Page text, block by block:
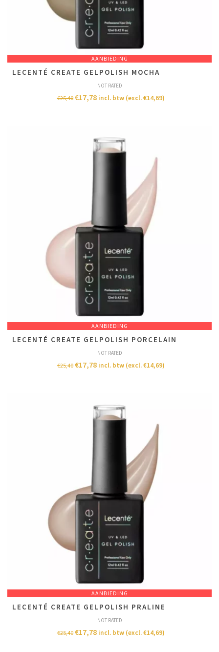
AANBIEDING
LECENTÉ CREATE GELPOLISH MOCHA
NOT RATED
€25,40 €17,78 incl. btw (excl.€14,69)
AANBIEDING
LECENTÉ CREATE GELPOLISH PORCELAIN
NOT RATED
€25,40 €17,78 incl. btw (excl.€14,69)
AANBIEDING
LECENTÉ CREATE GELPOLISH PRALINE
NOT RATED
€25,40 €17,78 incl. btw (excl.€14,69)